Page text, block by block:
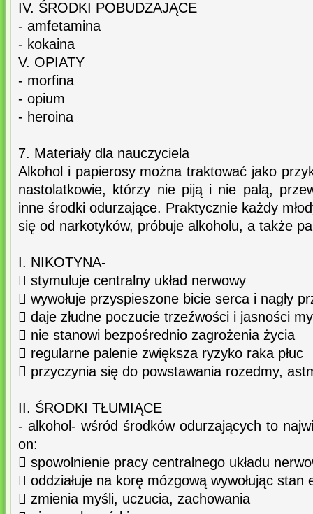
IV. ŚRODKI POBUDZAJĄCE
- amfetamina
- kokaina
V. OPIATY
- morfina
- opium
- heroina
7. Materiały dla nauczyciela
Alkohol i papierosy można traktować jako
nastolatkowie, którzy nie piją i nie palą,
inne środki odurzające. Praktycznie każdy
się od narkotyków, próbuje alkoholu, a także
I. NIKOTYNA-
 stymuluje centralny układ nerwowy
 wywołuje przyspieszone bicie serca i nagły
 daje złudne poczucie trzeźwości i jasności
 nie stanowi bezpośrednio zagrożenia życia
 regularne palenie zwiększa ryzyko raka płuc
 przyczynia się do powstawania rozedmy,
II. ŚRODKI TŁUMIĄCE
- alkohol- wśród środków odurzających to
on:
 spowolnienie pracy centralnego układu
 oddziałuje na korę mózgową wywołując stan
 zmienia myśli, uczucia, zachowania